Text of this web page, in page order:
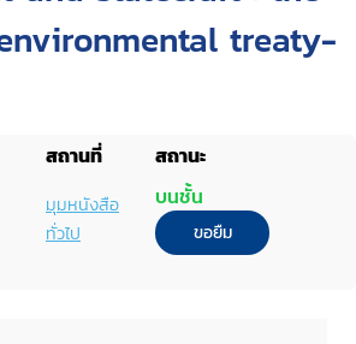
treaty-
สถานที่
สถานะ
มุมหนังสือ
ทั่วไป
บนชั้น
ขอยืม